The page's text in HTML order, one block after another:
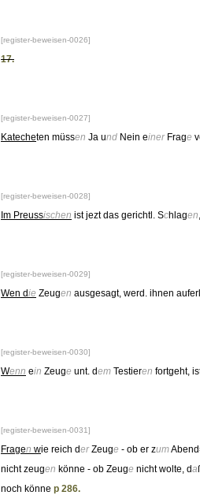
[register-beweisen-0026]
17.
[register-beweisen-0027]
Katecheten müssen Ja und Nein einerFrage
[register-beweisen-0028]
Im Preussischen ist jezt das gerichtl. Schlagen
[register-beweisen-0029]
Wen die Zeugen ausgesagt, werd. ihnen
[register-beweisen-0030]
Wenn ein Zeuge unt. dem Testieren fortgeht,
[register-beweisen-0031]
Fragen wie reich derZeuge - ob er zum
nicht zeugen könne - ob Zeuge nicht wolte, da
noch könne p 286.